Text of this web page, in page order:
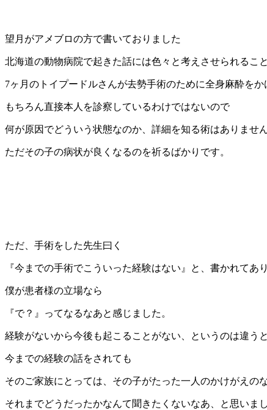
望月がアメブロの方で書いておりました
北海道の動物病院で起きた話には色々と考えさせられるこ
7ヶ月のトイプードルさんが去勢手術のために全身麻酔を
もちろん直接本人を診察しているわけではないので
何が原因でどういう状態なのか、詳細を知る術はありません
ただその子の病状が良くなるのを祈るばかりです。
ただ、手術をした先生曰く
『今までの手術でこういった経験はない』と、書かれてあ
僕が患者様の立場なら
『で？』ってなるなあと感じました。
経験がないから今後も起こることがない、というのは違う
今までの経験の話をされても
そのご家族にとっては、その子がたった一人のかけがえの
それまでどうだったかなんて聞きたくないなあ、と思いまし